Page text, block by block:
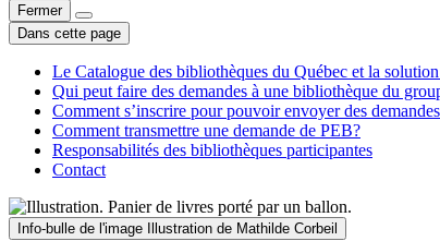
Fermer
Dans cette page
Le Catalogue des bibliothèques du Québec et la
Qui peut faire des demandes à une bibliothèque du
Comment s’inscrire pour pouvoir envoyer des
Comment transmettre une demande de PEB?
Responsabilités des bibliothèques participantes
Contact
Info-bulle de l'image Illustration de Mathilde Corbeil